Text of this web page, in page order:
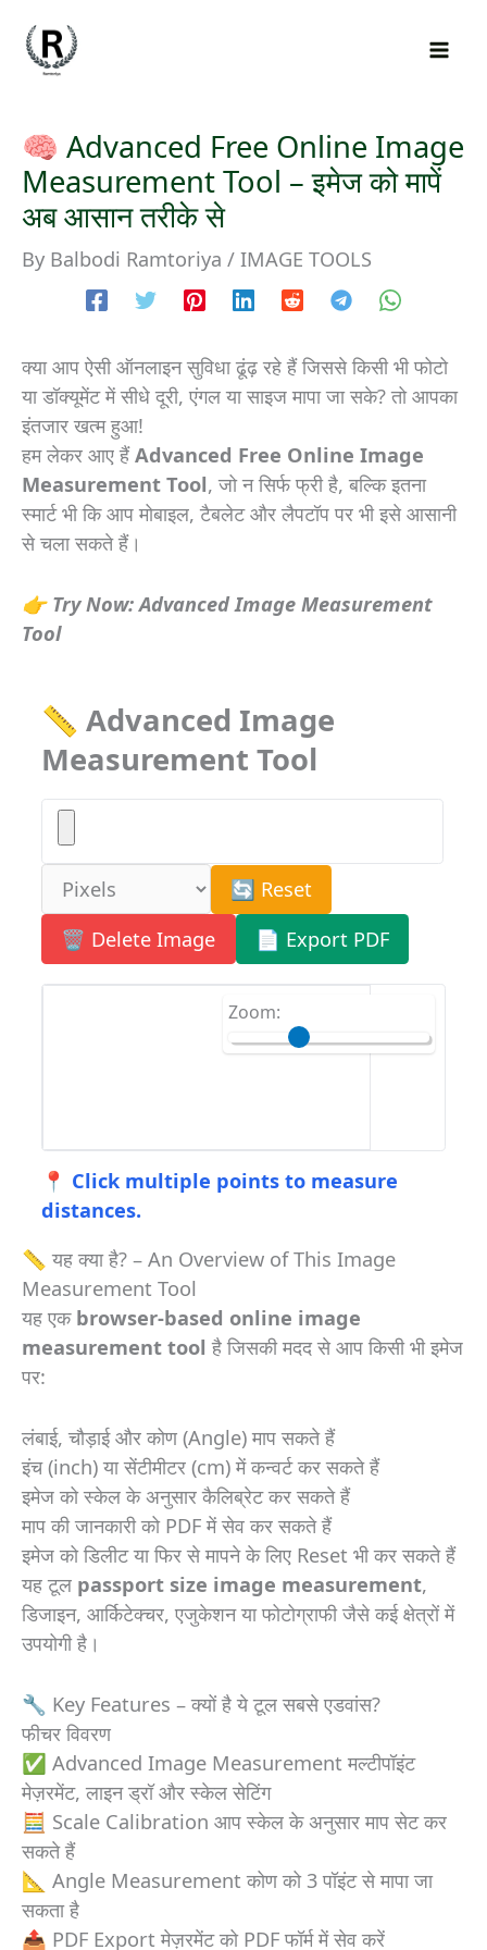
content
🧠 Advanced Free Online Image
Measurement Tool – इमेज को मापें
अब आसान तरीके से
By Balbodi Ramtoriya / IMAGE TOOLS
क्या आप ऐसी ऑनलाइन सुविधा ढूंढ़ रहे हैं जिससे किसी भी फोटो
या डॉक्यूमेंट में सीधे दूरी, एंगल या साइज मापा जा सके? तो आपका
इंतजार खत्म हुआ!
हम लेकर आए हैंAdvanced Free Online Image
Measurement Tool, जो न सिर्फ फ्री है, बल्कि इतना
स्मार्ट भी कि आप मोबाइल, टैबलेट और लैपटॉप पर भी इसे आसानी
से चला सकते हैं।
👉 Try Now: Advanced Image Measurement
Tool
📏 Advanced Image
Measurement Tool
🔄 Reset
🗑️ Delete Image
📄 Export PDF
Zoom:
📍 Click multiple points to measure
distances.
📏 यह क्या है? – An Overview of This Image
Measurement Tool
यह एक browser-based online image
measurement tool है जिसकी मदद से आप किसी भी इमेज
पर:
लंबाई, चौड़ाई और कोण (Angle) माप सकते हैं
इंच (inch) या सेंटीमीटर (cm) में कन्वर्ट कर सकते हैं
इमेज को स्केल के अनुसार कैलिब्रेट कर सकते हैं
माप की जानकारी को PDF में सेव कर सकते हैं
इमेज को डिलीट या फिर से मापने के लिए Reset भी कर सकते हैं
यह टूल passport size image measurement,
डिजाइन, आर्किटेक्चर, एजुकेशन या फोटोग्राफी जैसे कई क्षेत्रों में
उपयोगी है।
🔧 Key Features – क्यों है ये टूल सबसे एडवांस?
फीचर विवरण
✅ Advanced Image Measurement मल्टीपॉइंट
मेज़रमेंट, लाइन ड्रॉ और स्केल सेटिंग
🧮 Scale Calibration आप स्केल के अनुसार माप सेट कर
सकते हैं
📐 Angle Measurement कोण को 3 पॉइंट से मापा जा
सकता है
📤 PDF Export मेज़रमेंट को PDF फॉर्म में सेव करें